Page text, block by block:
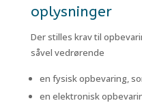
oplysninger
Der stilles krav til
såvel vedrørende
en fysisk opbevaring,
en elektronisk